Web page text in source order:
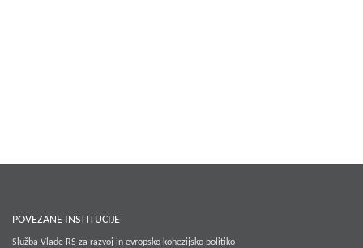
POVEZANE INSTITUCIJE
Služba Vlade RS za razvoj in evropsko kohezijsko politiko